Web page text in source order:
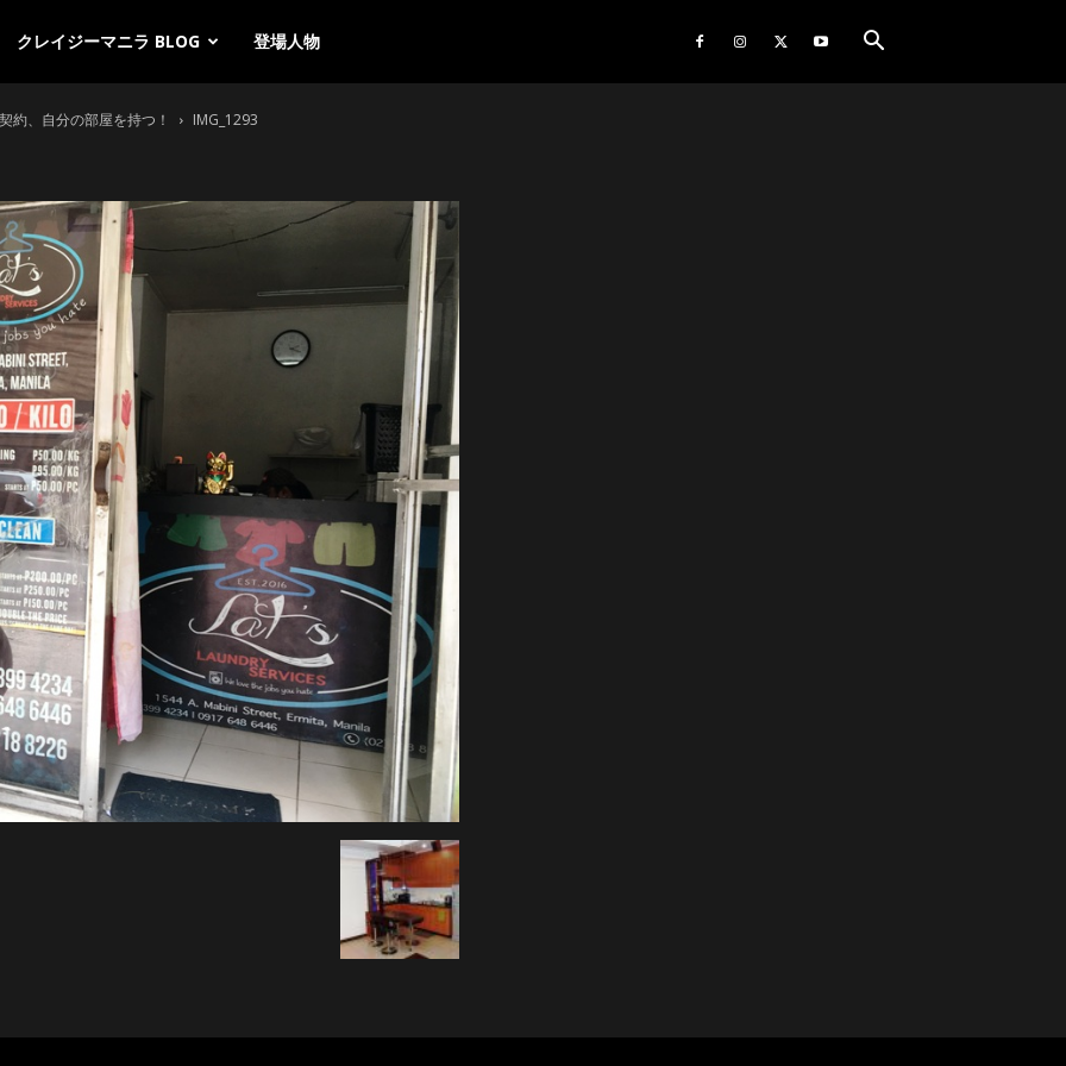
クレイジーマニラ BLOG 登場人物
約、自分の部屋を持つ！ IMG_1293